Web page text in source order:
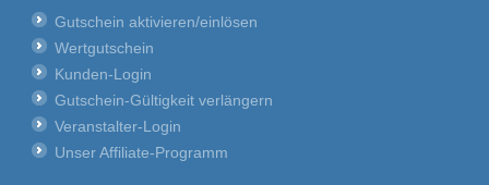
Gutschein aktivieren/einlösen
Wertgutschein
Kunden-Login
Gutschein-Gültigkeit verlängern
Veranstalter-Login
Unser Affiliate-Programm